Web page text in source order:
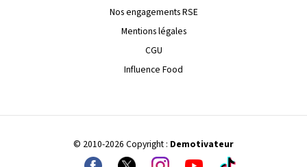
Nos engagements RSE
Mentions légales
CGU
Influence Food
© 2010-2026 Copyright : Demotivateur